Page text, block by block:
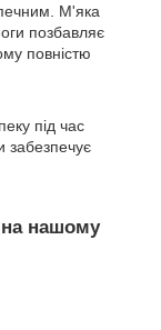
М'яка
позбавляє
повністю
під час
забезпечує
на нашому